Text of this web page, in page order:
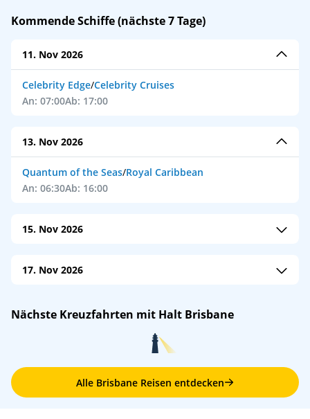
Kommende Schiffe (nächste 7 Tage)
11. Nov 2026
Celebrity Edge/Celebrity Cruises
An: 07:00Ab: 17:00
13. Nov 2026
Quantum of the Seas/Royal Caribbean
An: 06:30Ab: 16:00
15. Nov 2026
An: 07:00Ab: 15:00
17. Nov 2026
An: 08:00Ab: 17:00
Nächste Kreuzfahrten mit Halt Brisbane
Alle Brisbane Reisen entdecken